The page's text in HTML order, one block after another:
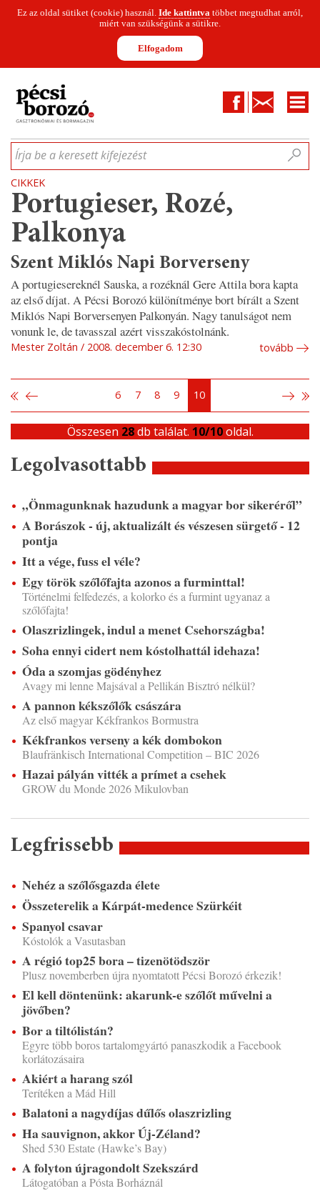
Ez az oldal sütiket (cookie) használ. Ide kattintva többet megtudhat arról,
miért van szükségünk a sütikre.
Elfogadom
FacebookKapcsolat
CIKKEKHÍREKINFOGRAFIKÁKMUNKATÁRSAKWINESOFA
Írja be a keresett kifejezést
CIKKEK
Portugieser, Rozé,
Palkonya
Szent Miklós Napi Borverseny
A portugiesereknél Sauska, a rozéknál Gere Attila bora kapta
az első díjat. A Pécsi Borozó különítménye bort bírált a Szent
Miklós Napi Borversenyen Palkonyán. Nagy tanulságot nem
vonunk le, de tavasszal azért visszakóstolnánk.
Mester Zoltán 2008. december 6. 12:30 tovább
6 7 8 9 10
Összesen 28db találat. 10/10oldal.
Legolvasottabb
„Önmagunknak hazudunk a magyar bor sikeréről”
A Borászok - új, aktualizált és vészesen sürgető - 12
pontja
Itt a vége, fuss el véle?
Egy török szőlőfajta azonos a furminttal!
Történelmi felfedezés, a kolorko és a furmint ugyanaz a
szőlőfajta!
Olaszrizlingek, indul a menet Csehországba!
Soha ennyi cidert nem kóstolhattál idehaza!
Óda a szomjas gödényhez
Avagy mi lenne Majsával a Pellikán Bisztró nélkül?
A pannon kékszőlők császára
Az első magyar Kékfrankos Bormustra
Kékfrankos verseny a kék dombokon
Blaufränkisch International Competition – BIC 2026
Hazai pályán vitték a prímet a csehek
GROW du Monde 2026 Mikulovban
Legfrissebb
Nehéz a szőlősgazda élete
Összeterelik a Kárpát-medence Szürkéit
Spanyol csavar
Kóstolók a Vasutasban
A régió top25 bora – tizenötödször
Plusz novemberben újra nyomtatott Pécsi Borozó érkezik!
El kell döntenünk: akarunk-e szőlőt művelni a
jövőben?
Bor a tiltólistán?
Egyre több boros tartalomgyártó panaszkodik a Facebook
korlátozásaira
Akiért a harang szól
Terítéken a Mád Hill
Balatoni a nagydíjas dűlős olaszrizling
Ha sauvignon, akkor Új-Zéland?
Shed 530 Estate (Hawke’s Bay)
A folyton újragondolt Szekszárd
Látogatóban a Pósta Borháznál